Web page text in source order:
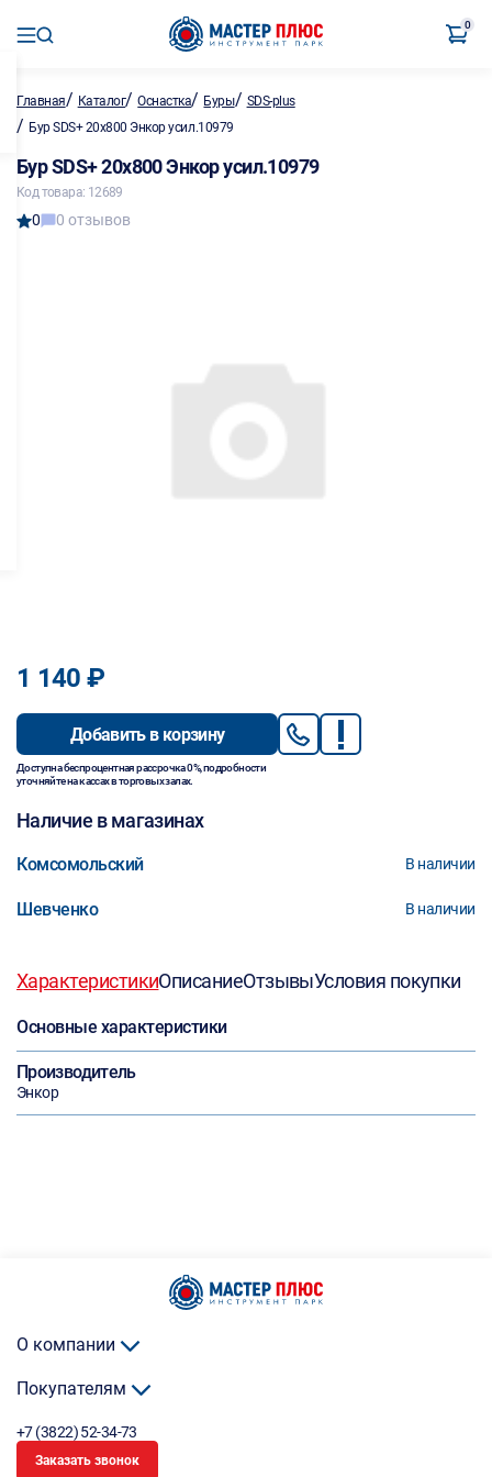
0
Главная/ Каталог/Оснастка/ Буры/ SDS-plus
/ Бур SDS+ 20х800 Энкор усил.10979
Бур SDS+ 20х800 Энкор усил.10979
Код товара: 12689
0 0 отзывов
1 140 ₽
Добавить в корзину
Доступна беспроцентная рассрочка 0%, подробности
уточняйте на кассах в торговых залах.
Наличие в магазинах
Комсомольский В наличии
Шевченко В наличии
ХарактеристикиОписаниеОтзывыУсловия покупки
Основные характеристики
Производитель
Энкор
О компании
Покупателям
+7 (3822) 52-34-73
Заказать звонок